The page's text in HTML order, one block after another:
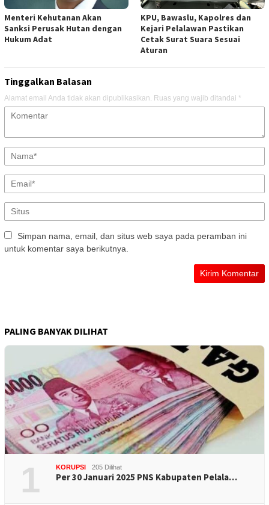
Menteri Kehutanan Akan
Sanksi Perusak Hutan dengan
Hukum Adat
KPU, Bawaslu, Kapolres dan
Kejari Pelalawan Pastikan
Cetak Surat Suara Sesuai
Aturan
Tinggalkan Balasan
Alamat email Anda tidak akan dipublikasikan. Ruas yang wajib ditandai *
Simpan nama, email, dan situs web saya pada peramban ini
untuk komentar saya berikutnya.
PALING BANYAK DILIHAT
1 KORUPSI 205 Dilihat
Per 30 Januari 2025 PNS Kabupaten Pelala…